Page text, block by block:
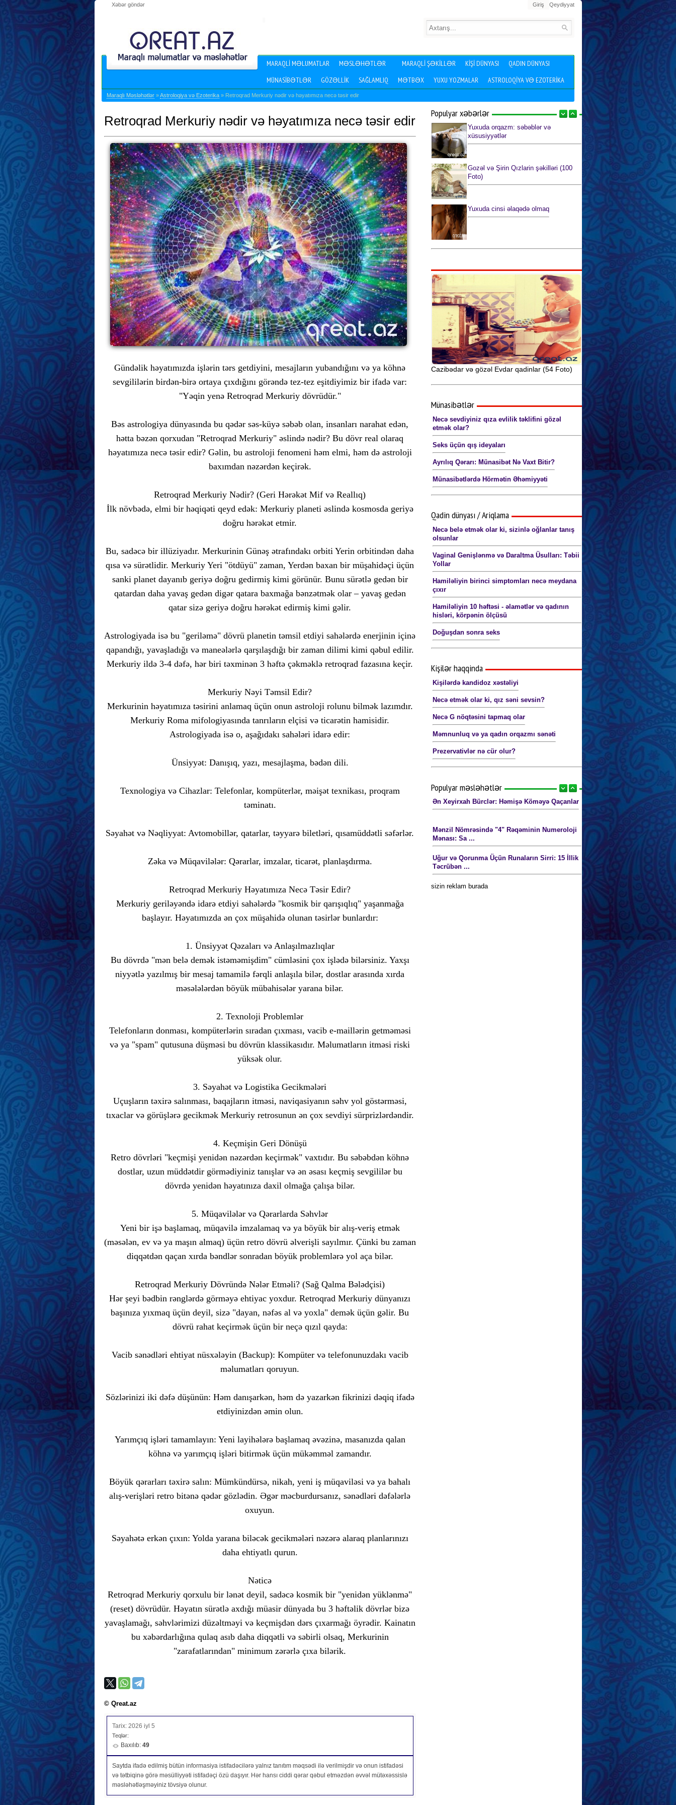
Xəbər göndər Qeydiyyat
Giriş
MARAQLI MƏLUMATLAR MƏSLƏHƏTLƏR MARAQLI ŞƏKILLƏR KIŞI DÜNYASI
QADIN DÜNYASI
MÜNASIBƏTLƏR
GÖZƏLLIK SAĞLAMLIQ MƏTBƏX YUXU YOZMALAR ASTROLOQIYA VƏ EZOTERIKA
Maraqlı Məsləhətlər »Astroloqiya və Ezoterika » Retroqrad Merkuriy nədir və həyatımıza necə təsir edir
Retroqrad Merkuriy nədir və həyatımıza necə təsir edir
Gündəlik həyatımızda işlərin tərs getdiyini, mesajların yubandığını və ya köhnə
sevgililərin birdən-birə ortaya çıxdığını görəndə tez-tez eşitdiyimiz bir ifadə var:
"Yəqin yenə Retroqrad Merkuriy dövrüdür."
Bəs astrologiya dünyasında bu qədər səs-küyə səbəb olan, insanları narahat edən,
hətta bəzən qorxudan "Retroqrad Merkuriy" əslində nədir? Bu dövr real olaraq
həyatımıza necə təsir edir? Gəlin, bu astroloji fenomeni həm elmi, həm də astroloji
baxımdan nəzərdən keçirək.
Retroqrad Merkuriy Nədir? (Geri Hərəkət Mif və Reallıq)
İlk növbədə, elmi bir həqiqəti qeyd edək: Merkuriy planeti əslində kosmosda geriyə
doğru hərəkət etmir.
Bu, sadəcə bir illüziyadır. Merkurinin Günəş ətrafındakı orbiti Yerin orbitindən daha
qısa və sürətlidir. Merkuriy Yeri "ötdüyü" zaman, Yerdən baxan bir müşahidəçi üçün
sanki planet dayanıb geriyə doğru gedirmiş kimi görünür. Bunu sürətlə gedən bir
qatardan daha yavaş gedən digər qatara baxmağa bənzətmək olar – yavaş gedən
qatar sizə geriyə doğru hərəkət edirmiş kimi gəlir.
Astrologiyada isə bu "geriləmə" dövrü planetin təmsil etdiyi sahələrdə enerjinin içinə
qapandığı, yavaşladığı və maneələrlə qarşılaşdığı bir zaman dilimi kimi qəbul edilir.
Merkuriy ildə 3-4 dəfə, hər biri təxminən 3 həftə çəkməklə retroqrad fazasına keçir.
Merkuriy Nəyi Təmsil Edir?
Merkurinin həyatımıza təsirini anlamaq üçün onun astroloji rolunu bilmək lazımdır.
Merkuriy Roma mifologiyasında tanrıların elçisi və ticarətin hamisidir.
Astrologiyada isə o, aşağıdakı sahələri idarə edir:
Ünsiyyət: Danışıq, yazı, mesajlaşma, bədən dili.
Texnologiya və Cihazlar: Telefonlar, kompüterlər, məişət texnikası, proqram
təminatı.
Səyahət və Nəqliyyat: Avtomobillər, qatarlar, təyyarə biletləri, qısamüddətli səfərlər.
Zəka və Müqavilələr: Qərarlar, imzalar, ticarət, planlaşdırma.
Retroqrad Merkuriy Həyatımıza Necə Təsir Edir?
Merkuriy geriləyəndə idarə etdiyi sahələrdə "kosmik bir qarışıqlıq" yaşanmağa
başlayır. Həyatımızda ən çox müşahidə olunan təsirlər bunlardır:
1. Ünsiyyət Qəzaları və Anlaşılmazlıqlar
Bu dövrdə "mən belə demək istəməmişdim" cümləsini çox işlədə bilərsiniz. Yaxşı
niyyətlə yazılmış bir mesaj tamamilə fərqli anlaşıla bilər, dostlar arasında xırda
məsələlərdən böyük mübahisələr yarana bilər.
2. Texnoloji Problemlər
Telefonların donması, kompüterlərin sıradan çıxması, vacib e-maillərin getməməsi
və ya "spam" qutusuna düşməsi bu dövrün klassikasıdır. Məlumatların itməsi riski
yüksək olur.
3. Səyahət və Logistika Gecikmələri
Uçuşların təxirə salınması, baqajların itməsi, naviqasiyanın səhv yol göstərməsi,
tıxaclar və görüşlərə gecikmək Merkuriy retrosunun ən çox sevdiyi sürprizlərdəndir.
4. Keçmişin Geri Dönüşü
Retro dövrləri "keçmişi yenidən nəzərdən keçirmək" vaxtıdır. Bu səbəbdən köhnə
dostlar, uzun müddətdir görmədiyiniz tanışlar və ən əsası keçmiş sevgililər bu
dövrdə yenidən həyatınıza daxil olmağa çalışa bilər.
5. Müqavilələr və Qərarlarda Səhvlər
Yeni bir işə başlamaq, müqavilə imzalamaq və ya böyük bir alış-veriş etmək
(məsələn, ev və ya maşın almaq) üçün retro dövrü əlverişli sayılmır. Çünki bu zaman
diqqətdən qaçan xırda bəndlər sonradan böyük problemlərə yol aça bilər.
Retroqrad Merkuriy Dövründə Nələr Etməli? (Sağ Qalma Bələdçisi)
Hər şeyi bədbin rənglərdə görməyə ehtiyac yoxdur. Retroqrad Merkuriy dünyanızı
başınıza yıxmaq üçün deyil, sizə "dayan, nəfəs al və yoxla" demək üçün gəlir. Bu
dövrü rahat keçirmək üçün bir neçə qızıl qayda:
Vacib sənədləri ehtiyat nüsxələyin (Backup): Kompüter və telefonunuzdakı vacib
məlumatları qoruyun.
Sözlərinizi iki dəfə düşünün: Həm danışarkən, həm də yazarkən fikrinizi dəqiq ifadə
etdiyinizdən əmin olun.
Yarımçıq işləri tamamlayın: Yeni layihələrə başlamaq əvəzinə, masanızda qalan
köhnə və yarımçıq işləri bitirmək üçün mükəmməl zamandır.
Böyük qərarları təxirə salın: Mümkündürsə, nikah, yeni iş müqaviləsi və ya bahalı
alış-verişləri retro bitənə qədər gözlədin. Əgər məcburdursanız, sənədləri dəfələrlə
oxuyun.
Səyahətə erkən çıxın: Yolda yarana biləcək gecikmələri nəzərə alaraq planlarınızı
daha ehtiyatlı qurun.
Nəticə
Retroqrad Merkuriy qorxulu bir lənət deyil, sadəcə kosmik bir "yenidən yüklənmə"
(reset) dövrüdür. Həyatın sürətlə axdığı müasir dünyada bu 3 həftəlik dövrlər bizə
yavaşlamağı, səhvlərimizi düzəltməyi və keçmişdən dərs çıxarmağı öyrədir. Kainatın
bu xəbərdarlığına qulaq asıb daha diqqətli və səbirli olsaq, Merkurinin
"zarafatlarından" minimum zərərlə çıxa bilərik.
© Qreat.az
Tarix: 2026 iyl 5
Teqlər:
Baxılıb: 49
Saytda ifadə edilmiş bütün informasiya istifadəcilərə yalnız tanıtım məqsədi ilə verilmişdir və onun istifadəsi
və tətbiqinə görə məsülliyyəti istifadəçi özü daşıyır. Hər hansı ciddi qərar qəbul etməzdən əvvəl mütəxəssislə
məsləhətləşməyiniz tövsiyə olunur.
Populyar xəbərlər
Yuxuda orqazm: səbəblər və
xüsusiyyətlər
Gozəl və Şirin Qızlarin şəkilləri (100
Foto)
Yuxuda cinsi əlaqədə olmaq
Seksual sağlamlıq və idman
Seks yuxularının mənasını siz də
öyrənin
Anal seks pozaları (şəkillərlə) 18+
Cazibədar və gözəl Evdar qadinlar (54 Foto)
Münasibətlər
Necə sevdiyiniz qıza evlilik təklifini gözəl
etmək olar?
Seks üçün qış ideyaları
Ayrılıq Qərarı: Münasibət Nə Vaxt Bitir?
Münasibətlərdə Hörmətin Əhəmiyyəti
Qadin dünyası / Ariqlama
Necə belə etmək olar ki, sizinlə oğlanlar tanış
olsunlar
Vaginal Genişlənmə və Daraltma Üsulları: Təbii
Yollar
Hamiləliyin birinci simptomları necə meydana
çıxır
Hamiləliyin 10 həftəsi - əlamətlər və qadının
hisləri, körpənin ölçüsü
Doğuşdan sonra seks
Kişilər haqqinda
Kişilərdə kandidoz xəstəliyi
Necə etmək olar ki, qız səni sevsin?
Necə G nöqtəsini tapmaq olar
Məmnunluq və ya qadın orqazmı sənəti
Prezervativlər nə cür olur?
Populyar məsləhətlər
Ən Xeyirxah Bürclər: Həmişə Köməyə Qaçanlar
Mənzil Nömrəsində "4" Rəqəminin Numeroloji
Mənası: Sa ...
Uğur və Qorunma Üçün Runaların Sirri: 15 İllik
Təcrübən ...
Ən Xəsis Bürclər: Pulu Ən Çox Sevən və
sizin reklam burada